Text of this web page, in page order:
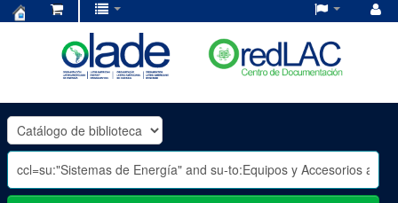
OLADE
-